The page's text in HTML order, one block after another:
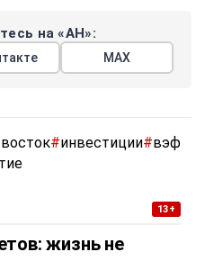
на «АН»:
МАХ
#инвестиции#вэф
13+
жизнь не